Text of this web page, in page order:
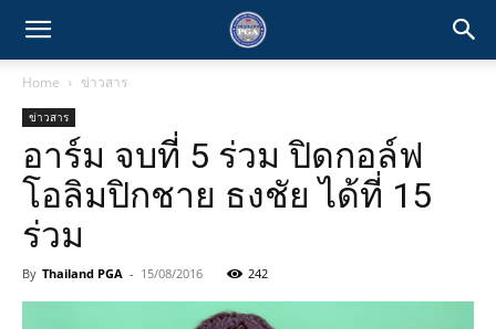
Home ข่าวสาร
ข่าวสาร
อาร์ม จบที่ 5 ร่วม ปิดกอล์ฟ
โอลิมปิกชาย ธงชัย ได้ที่ 15
ร่วม
By Thailand PGA - 15/08/2016 242